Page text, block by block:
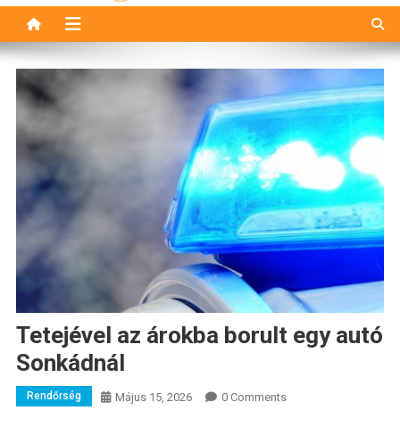
Tetejével az árokba borult egy autó
Sonkádnál
Rendőrség Május 15, 2026 0 Comments